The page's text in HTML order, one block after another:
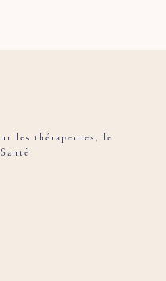
les thérapeutes, le